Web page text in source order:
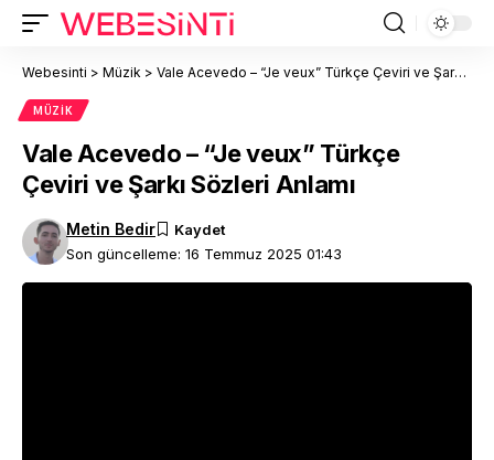
Webesinti > Müzik > Vale Acevedo – “Je veux” Türkçe Çeviri ve Şarkı Sözleri Anlamı
MÜZIK
Vale Acevedo – “Je veux” Türkçe
Çeviri ve Şarkı Sözleri Anlamı
Son güncelleme: 16 Temmuz 2025 01:43
Metin Bedir